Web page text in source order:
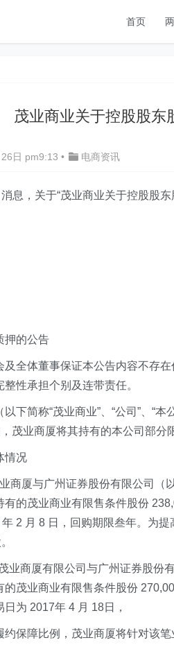
首页
茂业商业关于控股股东
日 pm9:13 • 电商资讯
息，关于“茂业商业关于控股股
押的公告
全体董事保证本公告内容不存
性承担个别及连带责任。
下简称“茂业商业”、“公司”、“
茂业商厦将其持有的本公司部
情况
商厦与广州证券股份有限公司（
的茂业商业有限售条件股份
2 月 8 日，回购期限叁年。为
业商厦有限公司与广州证券股份
的茂业商业有限售条件股份
为 2017年 4 月 18日，
保障比例，茂业商厦将针对该